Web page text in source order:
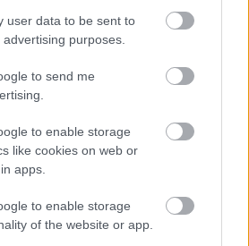
user data to be sent to
purposes.
to send me
to enable storage
like cookies on web or
apps.
to enable storage
of the website or app.